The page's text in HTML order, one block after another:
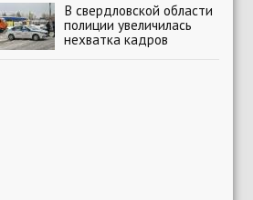
В свердловской области
полиции увеличилась
нехватка кадров